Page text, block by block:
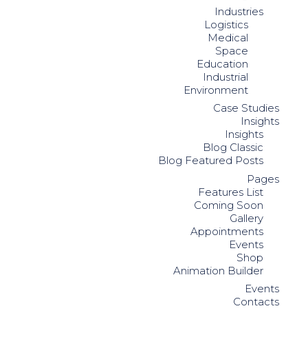
Industries
Logistics
Medical
Space
Education
Industrial
Environment
Case Studies
Insights
Insights
Blog Classic
Blog Featured Posts
Pages
Features List
Coming Soon
Gallery
Appointments
Events
Shop
Animation Builder
Events
Contacts